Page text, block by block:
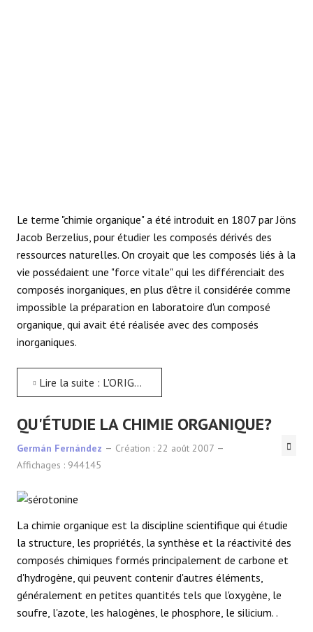
Le terme "chimie organique" a été introduit en 1807 par Jöns
Jacob Berzelius, pour étudier les composés dérivés des
ressources naturelles. On croyait que les composés liés à la
vie possédaient une "force vitale" qui les différenciait des
composés inorganiques, en plus d'être il considérée comme
impossible la préparation en laboratoire d'un composé
organique, qui avait été réalisée avec des composés
inorganiques.
Lire la suite : L'ORIGINE DE LA CHIMIE ORGANIQUE
QU'ÉTUDIE LA CHIMIE ORGANIQUE?
Germán Fernández
Création : 22 août 2007
Affichages : 944145
La chimie organique est la discipline scientifique qui étudie
la structure, les propriétés, la synthèse et la réactivité des
composés chimiques formés principalement de carbone et
d'hydrogène, qui peuvent contenir d'autres éléments,
généralement en petites quantités tels que l'oxygène, le
soufre, l'azote, les halogènes, le phosphore, le silicium. .